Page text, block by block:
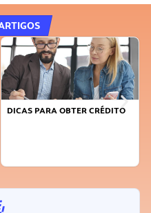
DICAS PARA OBTER CRÉDITO